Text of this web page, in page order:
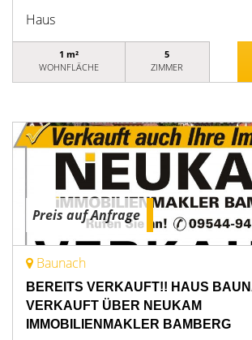
Haus
1 m²
WOHNFLÄCHE
5
ZIMMER
Preis auf Anfrage
Baunach
BEREITS VERKAUFT!! HAUS
VERKAUFT ÜBER NEUKAM
IMMOBILIENMAKLER BAMBERG